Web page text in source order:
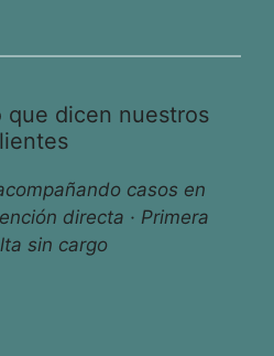
que dicen nuestros
casos en
directa · Primera
sin cargo